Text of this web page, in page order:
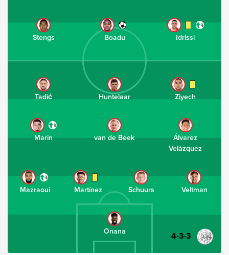
Stengs Boadu Idrissi
Onana
Veltman
Schuurs
Martínez
Mazraoui
Álvarez
Velázquez
van de Beek
Marin
Ziyech
Huntelaar
Tadić
4-3-3